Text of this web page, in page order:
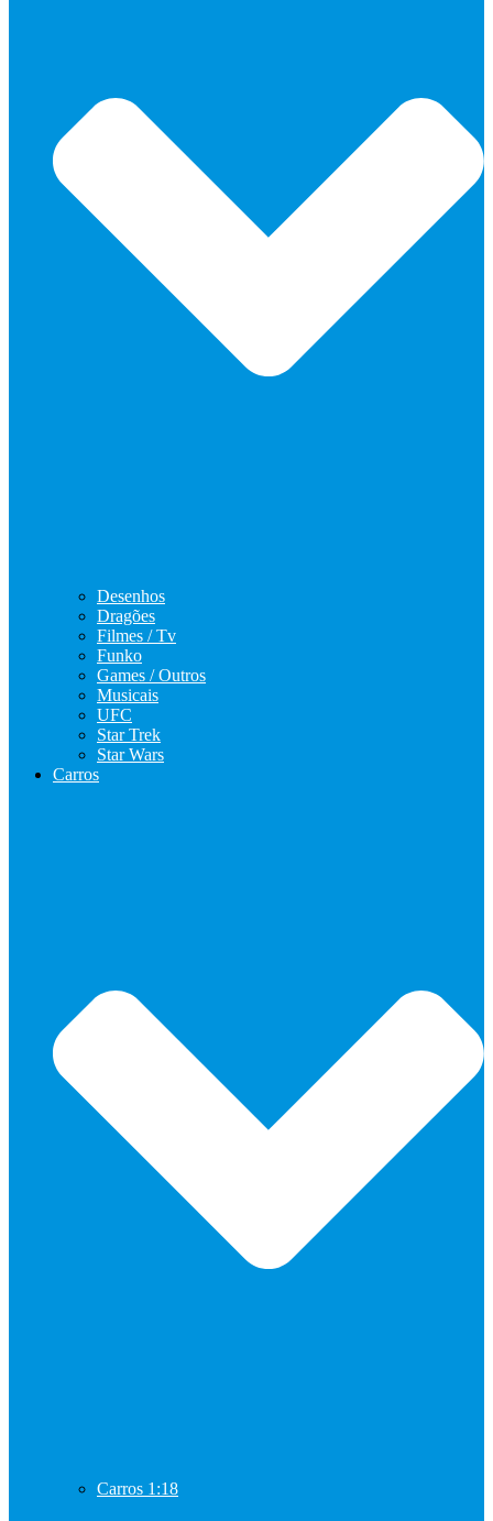
Desenhos
Dragões
Filmes / Tv
Funko
Games / Outros
Musicais
UFC
Star Trek
Star Wars
Carros
Carros 1:18